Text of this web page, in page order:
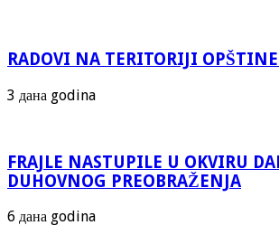
RADOVI NA TERITORIJI OPŠTINE
3 дана godina
FRAJLE NASTUPILE U OKVIRU
DUHOVNOG PREOBRAŽENJA
6 дана godina